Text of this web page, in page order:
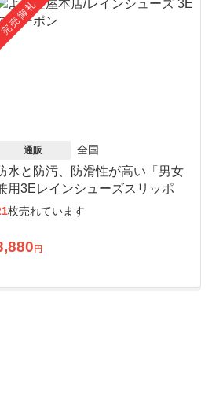
完売御礼
通販 全国
水と防汚、防滑性が高い「男女
用3Eレインシューズスリッポ
」
枚売れています
円